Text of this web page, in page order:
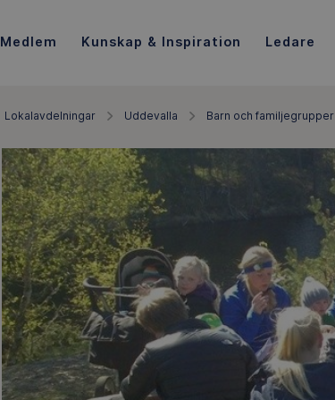
Medlem Kunskap & Inspiration Ledare
Lokalavdelningar Uddevalla Barn och familjegrupper